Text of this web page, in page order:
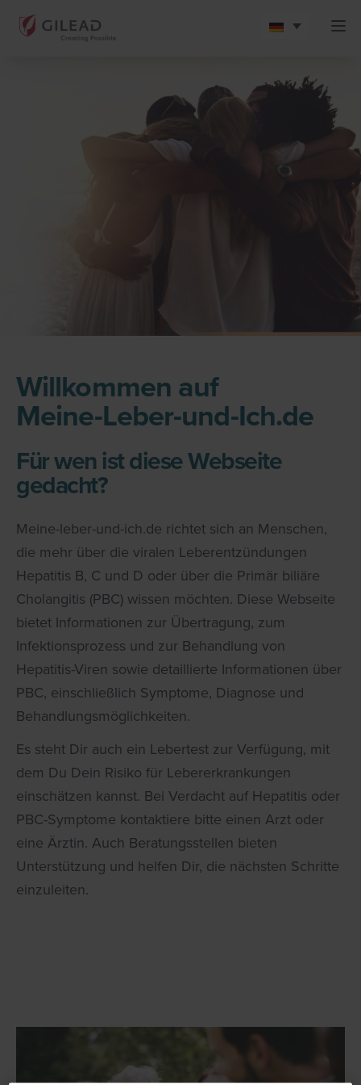
Willkommen auf
Meine-Leber-und-Ich.de
Für wen ist diese Webseite
gedacht?
Meine-leber-und-ich.de richtet sich an Menschen,
die mehr über die viralen Leberentzündungen
Hepatitis B, C und D oder über die Primär biliäre
Cholangitis (PBC) wissen möchten. Diese Webseite
bietet Informationen zur Übertragung, zum
Infektionsprozess und zur Behandlung von
Hepatitis-Viren sowie detaillierte Informationen über
PBC, einschließlich Symptome, Diagnose und
Behandlungsmöglichkeiten.
Es steht Dir auch ein Lebertest zur Verfügung, mit
dem Du Dein Risiko für Lebererkrankungen
einschätzen kannst. Bei Verdacht auf Hepatitis oder
PBC-Symptome kontaktiere bitte einen Arzt oder
eine Ärztin. Auch Beratungsstellen bieten
Unterstützung und helfen Dir, die nächsten Schritte
einzuleiten.